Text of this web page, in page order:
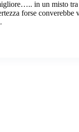
in un misto tra
forse